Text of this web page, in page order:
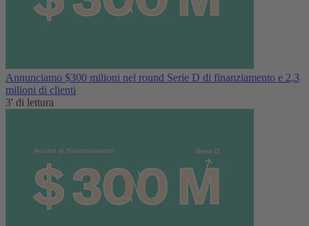
Annunciamo $300 milioni nel round Serie D di finanziamento e 2,3
milioni di clienti
3' di lettura